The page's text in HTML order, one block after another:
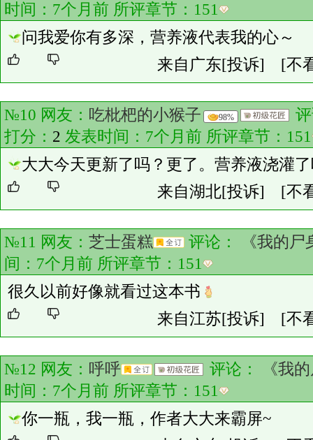
时间：7个月前 所评章节： 151
问我爱你有多深，营养液代表我的心～
来自广东[投诉] [不
№10 网友： 吃枇杷的小猴子 98%
打分： 2 发表时间：7个月前 所评章节： 151
大大今天更新了吗？更了。营养液浇灌
来自湖北[投诉] [不
№11 网友： 芝士蛋糕 评论：
《我的
间：7个月前 所评章节： 151
很久以前好像就看过这本书
来自江苏[投诉] [不
№12 网友： 呼呼 评论：
《我
时间：7个月前 所评章节： 151
你一瓶，我一瓶，作者大大来霸屏~